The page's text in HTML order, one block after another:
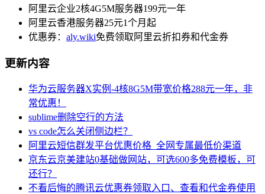
阿里云企业2核4G5M服务器199元一年
阿里云香港服务器25元1个月起
优惠券： aly.wiki免费领取阿里云折扣券和代金券
更新内容
华为云服务器X实例-4核8G5M带宽价格288元一年，非
常优惠！
sublime删除空行的方法
vs code怎么关闭侧边栏？
阿里云短信群发平台优惠价格_全网专属最低价渠道
京东云京美建站0基础做网站，可选600多免费模板，可
还行？
不看后悔的腾讯云优惠券领取入口、查看和代金券使用